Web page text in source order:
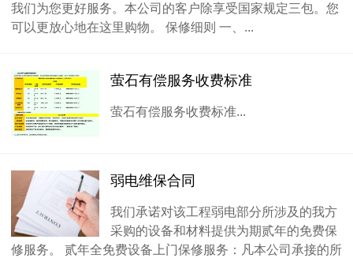
我们为您更好服务。本公司的客户除享受国家规定三包。您
可以更放心地在这里购物。 保修细则 一、...
萤石有偿服务收费标准
萤石有偿服务收费标准...
弱电维保合同
我们承诺对该工程弱电部分所涉及的我方
采购的设备和材料提供为期贰年的免费保
修服务。 贰年全免费设备上门保修服务：凡本公司承接的所